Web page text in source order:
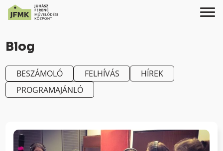
to
Content
navigációhoz
Blog
BESZÁMOLÓ FELHÍVÁS
HÍREK
PROGRAMAJÁNLÓ